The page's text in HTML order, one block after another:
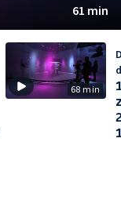
61 min
68 min